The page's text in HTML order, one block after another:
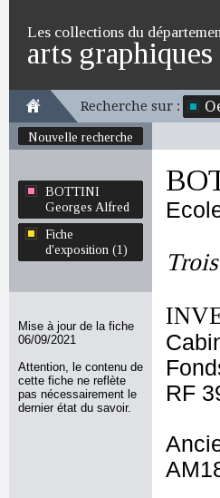
Les collections du
arts graphiques
Recherche sur :
Nouvelle recherche
BOTTINI
Georges Alfred
Fiche
d'exposition (1)
Mise à jour de la fiche
06/09/2021
Attention, le contenu de
cette fiche ne reflète
pas nécessairement le
dernier état du savoir.
RF